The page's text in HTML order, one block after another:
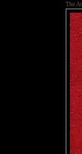
The